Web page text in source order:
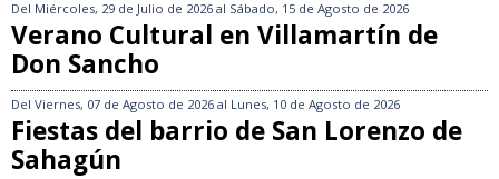
Del Miércoles, 29 de Julio de 2026 al Sábado, 15 de Agosto de 2026
Verano Cultural en Villamartín de
Don Sancho
Del Viernes, 07 de Agosto de 2026 al Lunes, 10 de Agosto de 2026
Fiestas del barrio de San Lorenzo de
Sahagún